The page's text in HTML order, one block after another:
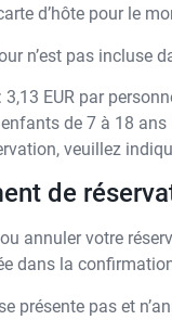
d’hôte pour le
n’est pas incluse
3,13 EUR par
de 7 à 18 ans
veuillez
de
annuler votre
dans la
présente pas et